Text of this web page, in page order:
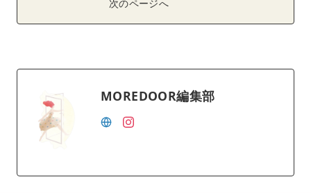
次のページへ
MOREDOOR編集部